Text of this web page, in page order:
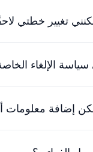
تغيير خطتي
الإلغاء
إضافة معلومات